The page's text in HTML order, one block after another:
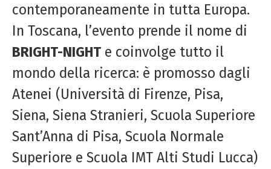
contemporaneamente in tutta Europa.
In Toscana, l’evento prende il nome di
BRIGHT-NIGHT e coinvolge tutto il
mondo della ricerca: è promosso dagli
Atenei (Università di Firenze, Pisa,
Siena, Siena Stranieri, Scuola Superiore
Sant’Anna di Pisa, Scuola Normale
Superiore e Scuola IMT Alti Studi Lucca)